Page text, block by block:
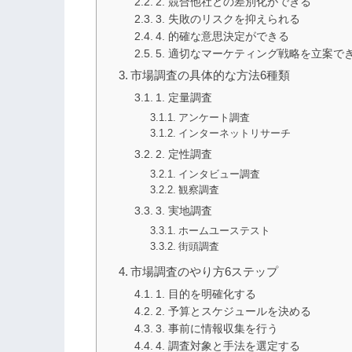
3. 失敗のリスクを抑えられる
4. 的確な意思決定ができる
5. 適切なマーケティング戦略を立案で
市場調査の具体的な方法6種類
1. 定量調査
アンケート調査
インターネットリサーチ
2. 定性調査
インタビュー調査
観察調査
3. 実地調査
ホームユーステスト
街頭調査
市場調査のやり方6ステップ
1. 目的を明確化する
2. 予算とスケジュールを決める
3. 事前に情報収集を行う
4. 調査対象と手法を選定する